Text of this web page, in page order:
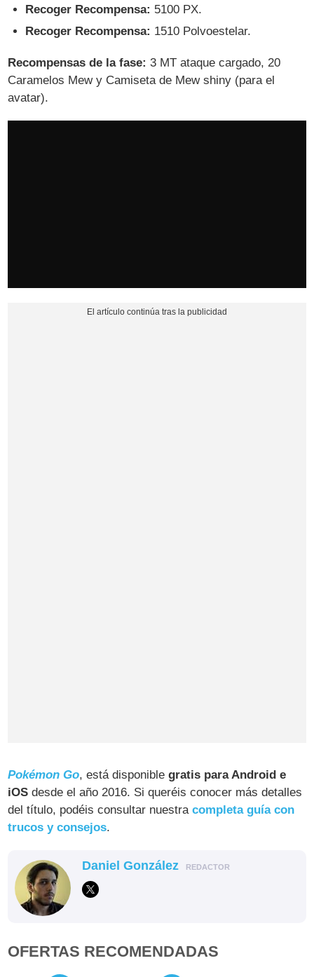
Recoger Recompensa: 5100 PX.
Recoger Recompensa: 1510 Polvoestelar.
Recompensas de la fase: 3 MT ataque cargado, 20
Caramelos Mew y Camiseta de Mew shiny (para el
avatar).
Pokémon Go, está disponiblegratis para Android e
iOS desde el año 2016. Si queréis conocer más detalles
del título, podéis consultar nuestracompleta guía con
trucos y consejos.
Daniel González REDACTOR
OFERTAS RECOMENDADAS